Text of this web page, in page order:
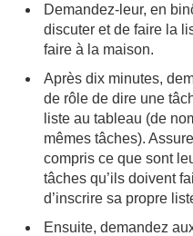
Demandez-leur, en
discuter et de faire la
faire à la maison.
Après dix minutes,
de rôle de dire une
liste au tableau (de
mêmes tâches).
compris ce que sont
tâches qu’ils doivent
d’inscrire sa propre
Ensuite, demandez